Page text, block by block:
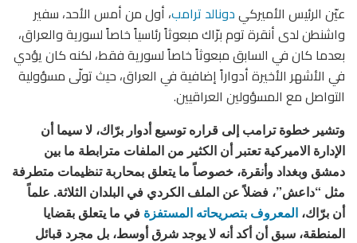
عيّن الرئيس الأميركيدونالد ترامب، أول من أمس الأحد، سفير
واشنطن لدى أنقرة توم برّاك مبعوثاً رئاسياً خاصاً لسورية والعراق،
بعدما كان في السابق مبعوثاً خاصاً لسورية فقط، لكنه كان يؤدي
في الأشهر الأخيرة أدواراً إضافية في العراق، حيث تولّى مسؤولية
التواصل مع المسؤولين العراقيين.
وتشير خطوة ترامب إلى قراره توسيع أدوار برّاك، لا سيما أن
الإدارة الاميركية تعتبر أن الكثير من الملفات مترابطة ما بين
دمشق وبغداد وأنقرة، خصوصاً ما يتعلق بمحاربة تنظيمات متطرفة
مثل “داعش”، فضلاً عن الملف الكردي في البلدان الثلاثة. علماً
أن برّاك، المعروف بتصريحاته المستفزة في ما يتعلق بقضايا
المنطقة، سبق أن أكد أنه لا يوجد شرق أوسط، بل مجرد قبائل